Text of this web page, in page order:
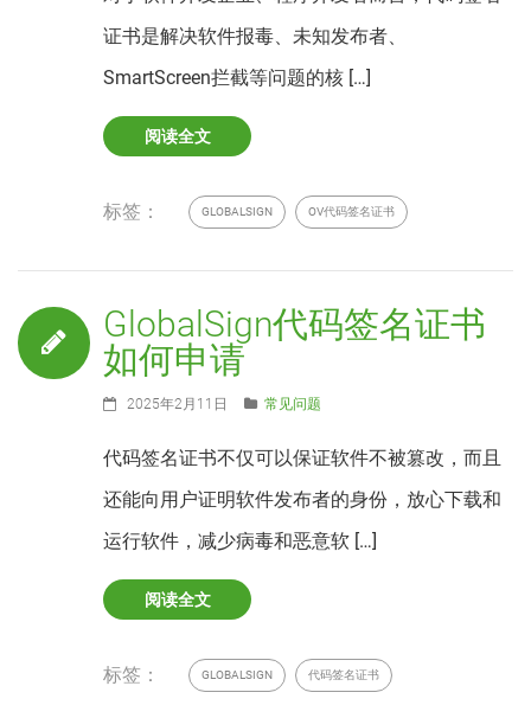
证书是解决软件报毒、未知发布者、
SmartScreen拦截等问题的核 […]
阅读全文
标签： GLOBALSIGN OV代码签名证书
GlobalSign代码签名证书
如何申请
2025年2月11日 常见问题
代码签名证书不仅可以保证软件不被篡改，而且
还能向用户证明软件发布者的身份，放心下载和
运行软件，减少病毒和恶意软 […]
阅读全文
标签： GLOBALSIGN 代码签名证书